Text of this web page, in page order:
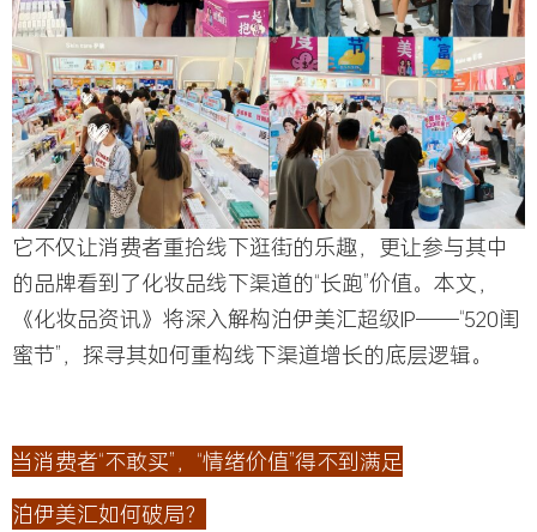
它不仅让消费者重拾线下逛街的乐趣，更让参与其中
的品牌看到了化妆品线下渠道的“长跑”价值。本文，
《化妆品资讯》将深入解构泊伊美汇超级IP——“520闺
蜜节”，探寻其如何重构线下渠道增长的底层逻辑。
当消费者“不敢买”，“情绪价值”得不到满足
泊伊美汇如何破局？